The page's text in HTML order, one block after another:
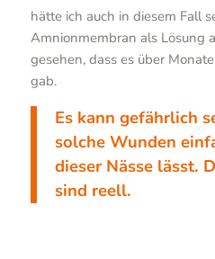
hätte ich auch in diesem Fall
Amnionmembran als Lösung
gesehen, dass es über
gab.
Es kann gefährlich
solche Wunden
dieser Nässe lässt.
sind reell.